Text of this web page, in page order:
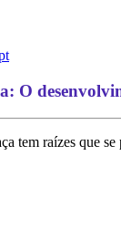
O
tem raízes que